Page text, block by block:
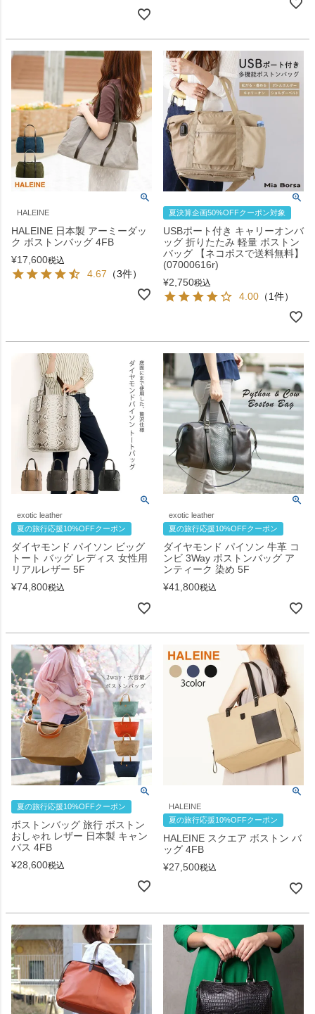
HALEINE
HALEINE 日本製 アーミーダッ
ク ボストンバッグ 4FB
¥17,600税込
4.67 （3件）
夏決算企画50%OFFクーポン対象
USBポート付き キャリーオンバ
ッグ 折りたたみ 軽量 ボストン
バッグ 【ネコポスで送料無料】
(07000616r)
¥2,750税込
4.00 （1件）
exotic leather
夏の旅行応援10%OFFクーポン
ダイヤモンド パイソン ビッグ
トート バッグ レディス 女性用
リアルレザー 5F
¥74,800税込
exotic leather
夏の旅行応援10%OFFクーポン
ダイヤモンド パイソン 牛革 コ
ンビ 3Way ボストンバッグ ア
ンティーク 染め 5F
¥41,800税込
夏の旅行応援10%OFFクーポン
ボストンバッグ 旅行 ボストン
おしゃれ レザー 日本製 キャン
バス 4FB
¥28,600税込
HALEINE
夏の旅行応援10%OFFクーポン
HALEINE スクエア ボストン バ
ッグ 4FB
¥27,500税込